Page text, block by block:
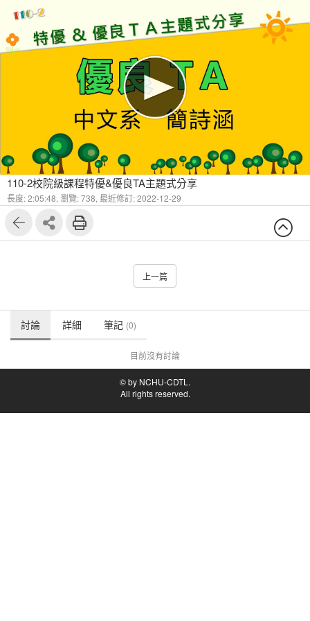
110-2校院級課程特優&優良TA主題式分享
長度: 2:05:48, 瀏覽: 738, 最近修訂: 2022-12-29
上一篇
討論 詳細 筆記 (0)
目前沒有討論
© by NCHU-CDTL.
All rights reserved.